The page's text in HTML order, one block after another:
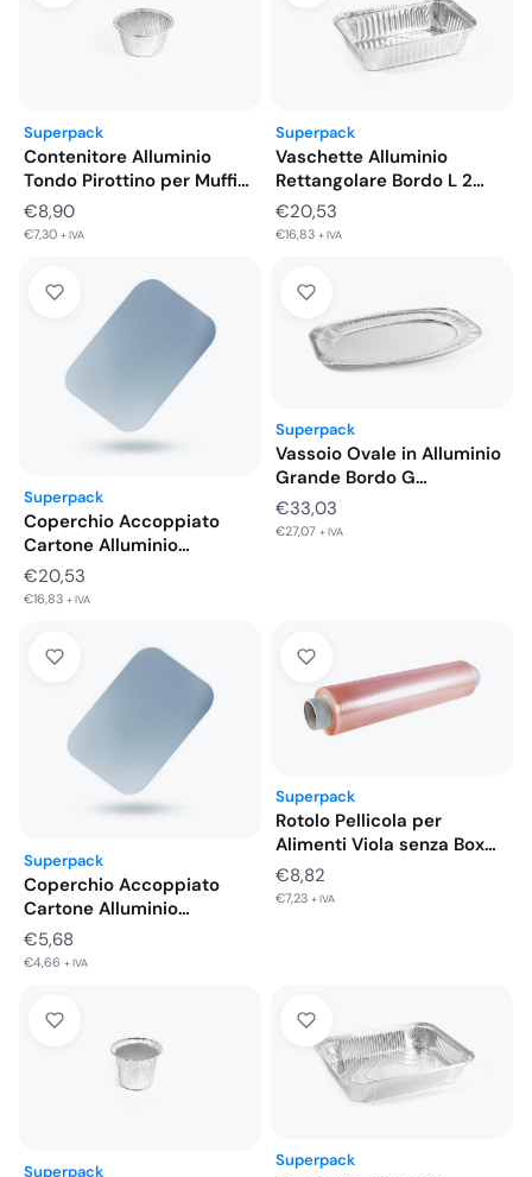
€11,54
a
€17,28
Superpack
Contenitore Alluminio
Tondo Pirottino per Muffin
85 H…
€8,90
€7,30 + IVA
Superpack
Vaschette Alluminio
Rettangolare Bordo L 2
Porzioni Basso…
€20,53
€16,83 + IVA
Superpack
Coperchio Accoppiato
Cartone Alluminio
Vaschette 2 Porzioni
Basso…
€20,53
€16,83 + IVA
Superpack
Vassoio Ovale in Alluminio
Grande Bordo G
548x361x21…
€33,03
€27,07 + IVA
Superpack
Coperchio Accoppiato
Cartone Alluminio
Vaschette 4 Porzioni
225X175…
€5,68
€4,66 + IVA
Superpack
Rotolo Pellicola per
Alimenti Viola senza Box
300MT…
€8,82
€7,23 + IVA
Superpack
Superpack